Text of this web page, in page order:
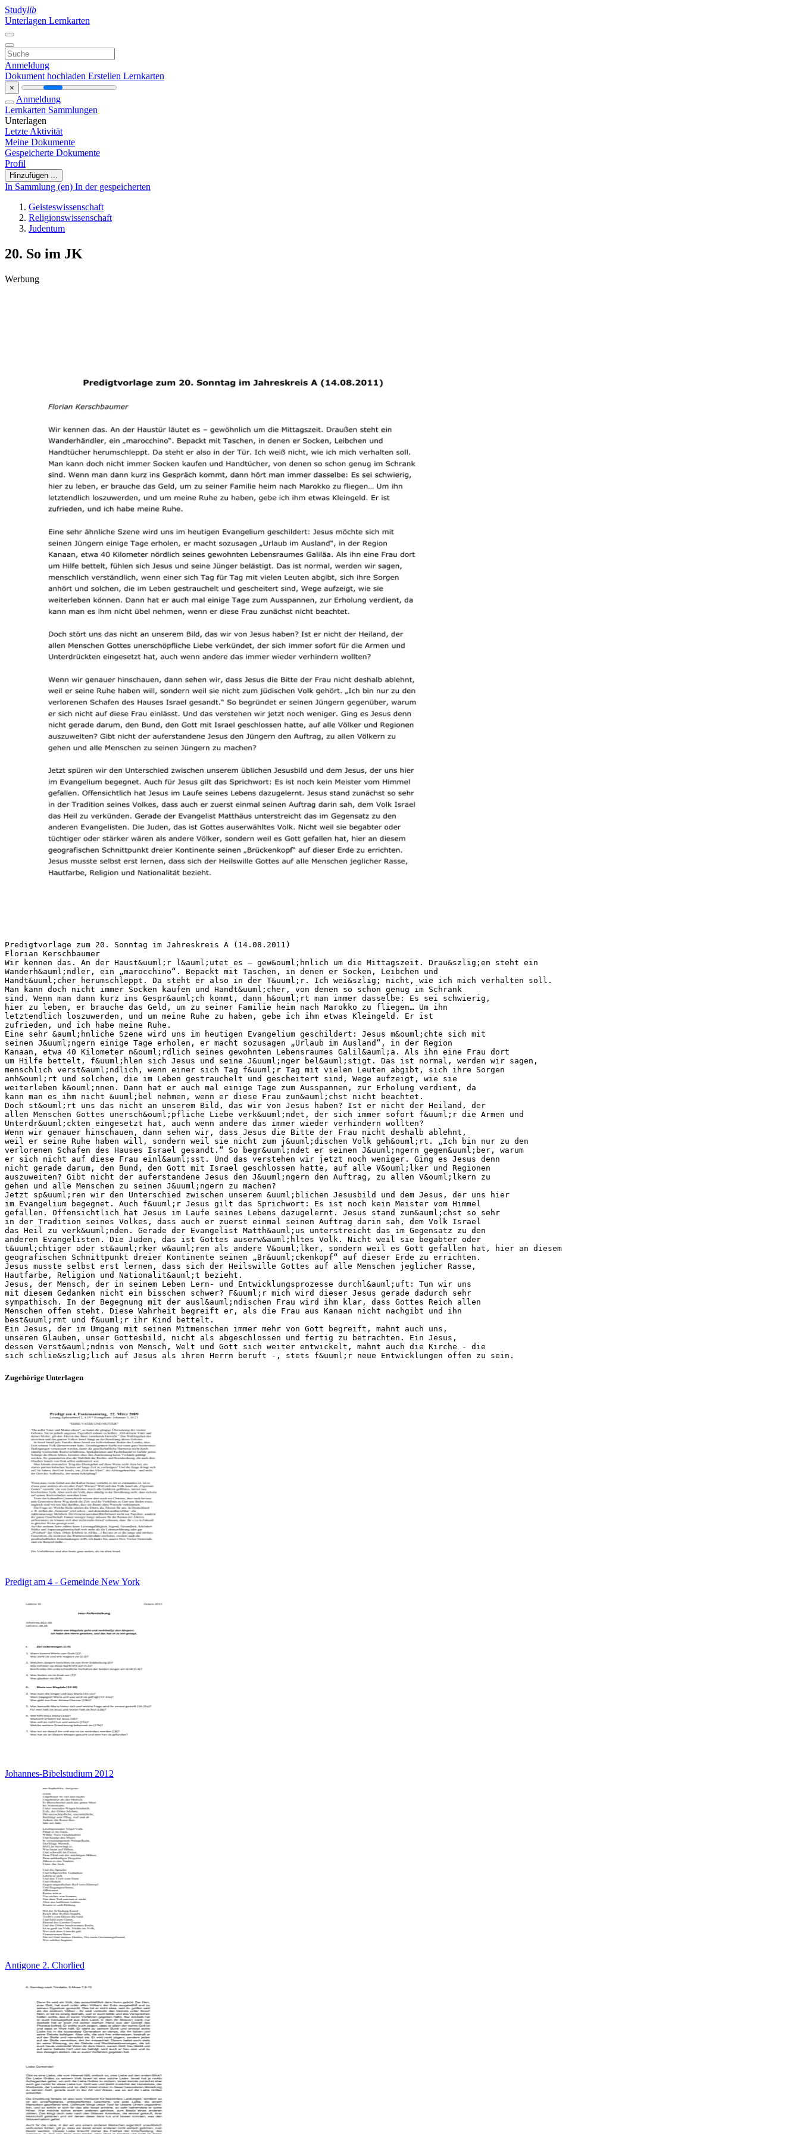
Studylib
Unterlagen Lernkarten
Anmeldung
Dokument hochladen Erstellen Lernkarten
×
Anmeldung
Lernkarten Sammlungen
Unterlagen
Letzte Aktivität
Meine Dokumente
Gespeicherte Dokumente
Profil
Hinzufügen ...
In Sammlung (en) In der gespeicherten
Geisteswissenschaft
Religionswissenschaft
Judentum
20. So im JK
Werbung
Predigtvorlage zum 20. Sonntag im Jahreskreis A (14.08.2011)
Florian Kerschbaumer
Wir kennen das. An der Haust&uuml;r l&auml;utet es – gew&ouml;hnlich um die Mittagszeit. Drau&szlig;en steht ein
Wanderh&auml;ndler, ein „marocchino“. Bepackt mit Taschen, in denen er Socken, Leibchen und
Handt&uuml;cher herumschleppt. Da steht er also in der T&uuml;r. Ich wei&szlig; nicht, wie ich mich verhalten soll.
Man kann doch nicht immer Socken kaufen und Handt&uuml;cher, von denen so schon genug im Schrank
sind. Wenn man dann kurz ins Gespr&auml;ch kommt, dann h&ouml;rt man immer dasselbe: Es sei schwierig,
hier zu leben, er brauche das Geld, um zu seiner Familie heim nach Marokko zu fliegen… Um ihn
letztendlich loszuwerden, und um meine Ruhe zu haben, gebe ich ihm etwas Kleingeld. Er ist
zufrieden, und ich habe meine Ruhe.
Eine sehr &auml;hnliche Szene wird uns im heutigen Evangelium geschildert: Jesus m&ouml;chte sich mit
seinen J&uuml;ngern einige Tage erholen, er macht sozusagen „Urlaub im Ausland“, in der Region
Kanaan, etwa 40 Kilometer n&ouml;rdlich seines gewohnten Lebensraumes Galil&auml;a. Als ihn eine Frau dort
um Hilfe bettelt, f&uuml;hlen sich Jesus und seine J&uuml;nger bel&auml;stigt. Das ist normal, werden wir sagen,
menschlich verst&auml;ndlich, wenn einer sich Tag f&uuml;r Tag mit vielen Leuten abgibt, sich ihre Sorgen
anh&ouml;rt und solchen, die im Leben gestrauchelt und gescheitert sind, Wege aufzeigt, wie sie
weiterleben k&ouml;nnen. Dann hat er auch mal einige Tage zum Ausspannen, zur Erholung verdient, da
kann man es ihm nicht &uuml;bel nehmen, wenn er diese Frau zun&auml;chst nicht beachtet.
Doch st&ouml;rt uns das nicht an unserem Bild, das wir von Jesus haben? Ist er nicht der Heiland, der
allen Menschen Gottes unersch&ouml;pfliche Liebe verk&uuml;ndet, der sich immer sofort f&uuml;r die Armen und
Unterdr&uuml;ckten eingesetzt hat, auch wenn andere das immer wieder verhindern wollten?
Wenn wir genauer hinschauen, dann sehen wir, dass Jesus die Bitte der Frau nicht deshalb ablehnt,
weil er seine Ruhe haben will, sondern weil sie nicht zum j&uuml;dischen Volk geh&ouml;rt. „Ich bin nur zu den
verlorenen Schafen des Hauses Israel gesandt.“ So begr&uuml;ndet er seinen J&uuml;ngern gegen&uuml;ber, warum
er sich nicht auf diese Frau einl&auml;sst. Und das verstehen wir jetzt noch weniger. Ging es Jesus denn
nicht gerade darum, den Bund, den Gott mit Israel geschlossen hatte, auf alle V&ouml;lker und Regionen
auszuweiten? Gibt nicht der auferstandene Jesus den J&uuml;ngern den Auftrag, zu allen V&ouml;lkern zu
gehen und alle Menschen zu seinen J&uuml;ngern zu machen?
Jetzt sp&uuml;ren wir den Unterschied zwischen unserem &uuml;blichen Jesusbild und dem Jesus, der uns hier
im Evangelium begegnet. Auch f&uuml;r Jesus gilt das Sprichwort: Es ist noch kein Meister vom Himmel
gefallen. Offensichtlich hat Jesus im Laufe seines Lebens dazugelernt. Jesus stand zun&auml;chst so sehr
in der Tradition seines Volkes, dass auch er zuerst einmal seinen Auftrag darin sah, dem Volk Israel
das Heil zu verk&uuml;nden. Gerade der Evangelist Matth&auml;us unterstreicht das im Gegensatz zu den
anderen Evangelisten. Die Juden, das ist Gottes auserw&auml;hltes Volk. Nicht weil sie begabter oder
t&uuml;chtiger oder st&auml;rker w&auml;ren als andere V&ouml;lker, sondern weil es Gott gefallen hat, hier an diesem
geografischen Schnittpunkt dreier Kontinente seinen „Br&uuml;ckenkopf“ auf dieser Erde zu errichten.
Jesus musste selbst erst lernen, dass sich der Heilswille Gottes auf alle Menschen jeglicher Rasse,
Hautfarbe, Religion und Nationalit&auml;t bezieht.
Jesus, der Mensch, der in seinem Leben Lern- und Entwicklungsprozesse durchl&auml;uft: Tun wir uns
mit diesem Gedanken nicht ein bisschen schwer? F&uuml;r mich wird dieser Jesus gerade dadurch sehr
sympathisch. In der Begegnung mit der ausl&auml;ndischen Frau wird ihm klar, dass Gottes Reich allen
Menschen offen steht. Diese Wahrheit begreift er, als die Frau aus Kanaan nicht nachgibt und ihn
best&uuml;rmt und f&uuml;r ihr Kind bettelt.
Ein Jesus, der im Umgang mit seinen Mitmenschen immer mehr von Gott begreift, mahnt auch uns,
unseren Glauben, unser Gottesbild, nicht als abgeschlossen und fertig zu betrachten. Ein Jesus,
dessen Verst&auml;ndnis von Mensch, Welt und Gott sich weiter entwickelt, mahnt auch die Kirche - die
Zugehörige Unterlagen
Predigt am 4 - Gemeinde New York
Johannes-Bibelstudium 2012
Antigone 2. Chorlied